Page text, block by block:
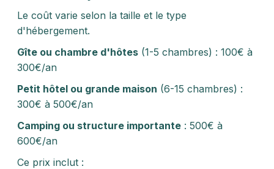
Le coût varie selon la taille et le type
d'hébergement.
Gîte ou chambre d'hôtes (1-5 chambres) : 100€ à
300€/an
Petit hôtel ou grande maison (6-15 chambres) :
300€ à 500€/an
Camping ou structure importante : 500€ à
600€/an
Ce prix inclut :